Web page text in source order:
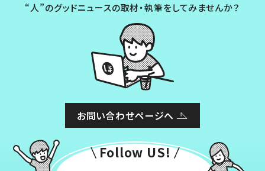
“人”のグッドニュースの取材・執筆をしてみませんか？
お問い合わせページへ
Follow US!